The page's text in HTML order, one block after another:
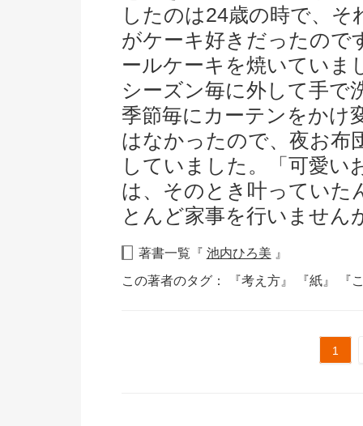
したのは24歳の時で、
がケーキ好きだったので
ールケーキを焼いていま
シーズン毎に外して手で
季節毎にカーテンをかけ
はなかったので、夜お布
していました。「可愛い
は、そのとき叶っていた
とんど家事を行いません
著書一覧『 池内ひろ美 』
この著者のタグ：
『考え方』 『紙』 『
1